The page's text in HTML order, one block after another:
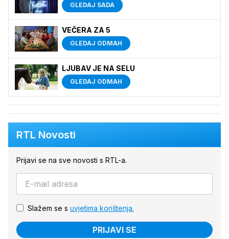
GLEDAJ SADA
VEČERA ZA 5
GLEDAJ ODMAH
LJUBAV JE NA SELU
GLEDAJ ODMAH
RTL Novosti
Prijavi se na sve novosti s RTL-a.
Slažem se s uvjetima korištenja.
PRIJAVI SE